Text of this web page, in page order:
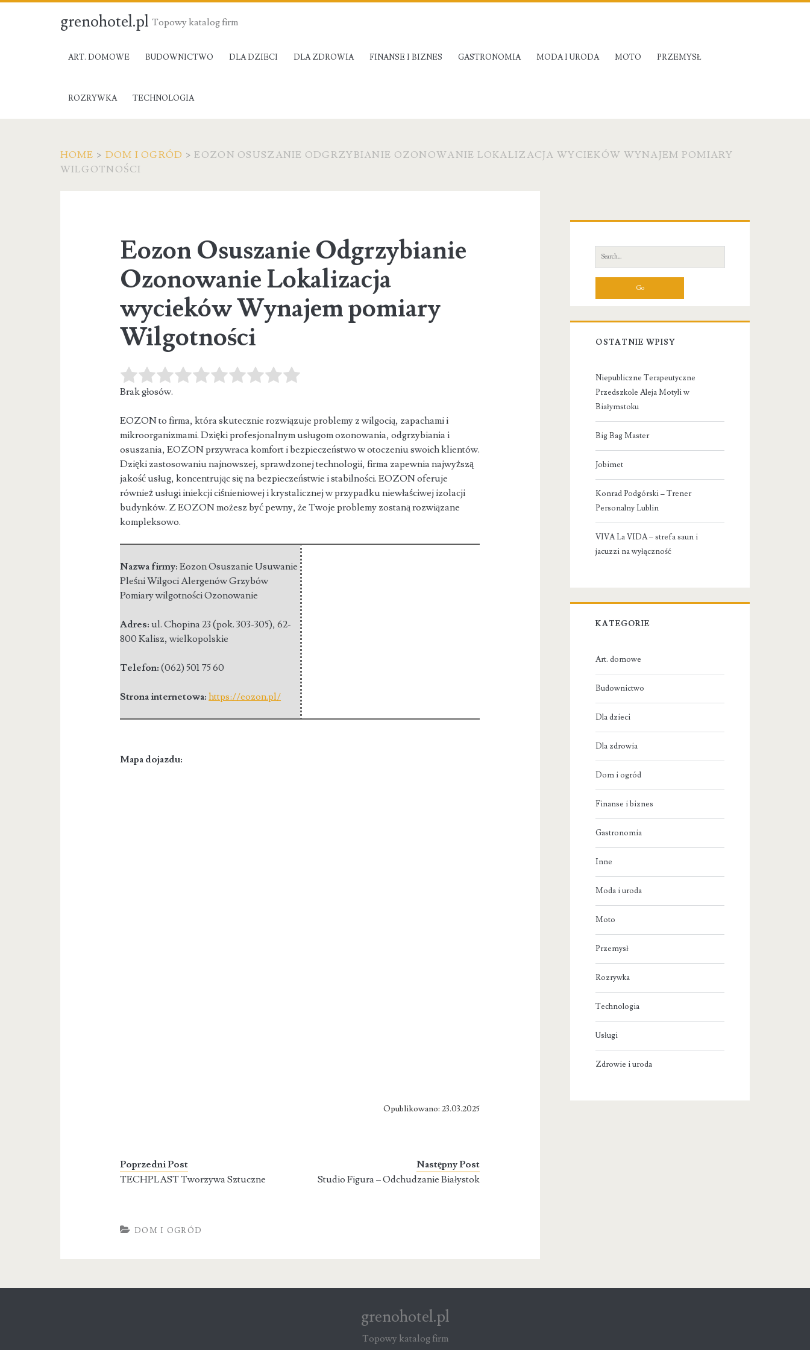
grenohotel.pl Topowy katalog firm
ART. DOMOWE BUDOWNICTWO DLA DZIECI DLA ZDROWIA FINANSE I BIZNES GASTRONOMIA MODA I URODA MOTO PRZEMYSŁ
ROZRYWKA TECHNOLOGIA
HOME > DOM I OGRÓD >EOZON OSUSZANIE ODGRZYBIANIE OZONOWANIE LOKALIZACJA WYCIEKÓW WYNAJEM POMIARY
WILGOTNOŚCI
Eozon Osuszanie Odgrzybianie
Ozonowanie Lokalizacja
wycieków Wynajem pomiary
Wilgotności
Brak głosów.
EOZON to firma, która skutecznie rozwiązuje problemy z wilgocią, zapachami i
mikroorganizmami. Dzięki profesjonalnym usługom ozonowania, odgrzybiania i
osuszania, EOZONprzywraca komfort i bezpieczeństwo w otoczeniu swoich klientów.
Dzięki zastosowaniu najnowszej, sprawdzonej technologii, firma zapewnia najwyższą
jakość usług, koncentrując się na bezpieczeństwie i stabilności. EOZON oferuje
również usługi iniekcji ciśnieniowej i krystalicznej w przypadku niewłaściwej izolacji
budynków. Z EOZON możesz być pewny, że Twoje problemy zostaną rozwiązane
kompleksowo.
Nazwa firmy:Eozon Osuszanie Usuwanie
Pleśni Wilgoci Alergenów Grzybów
Pomiary wilgotności Ozonowanie
Adres:ul. Chopina 23 (pok. 303-305),62-
800 Kalisz,wielkopolskie
Telefon:(062) 501 75 60
Strona internetowa:https://eozon.pl/
Mapa dojazdu:
Opublikowano: 23.03.2025
Poprzedni Post
TECHPLAST Tworzywa Sztuczne
Następny Post
Studio Figura – Odchudzanie Białystok
DOM I OGRÓD
Sidebar
Search
for:
OSTATNIE WPISY
Niepubliczne Terapeutyczne
Przedszkole Aleja Motyli w
Białymstoku
Big Bag Master
Jobimet
Konrad Podgórski – Trener
Personalny Lublin
VIVA La VIDA – strefa saun i
jacuzzi na wyłączność
KATEGORIE
Art. domowe
Budownictwo
Dla dzieci
Dla zdrowia
Dom i ogród
Finanse i biznes
Gastronomia
Inne
Moda i uroda
Moto
Przemysł
Rozrywka
Technologia
Usługi
Zdrowie i uroda
grenohotel.pl
Topowy katalog firm